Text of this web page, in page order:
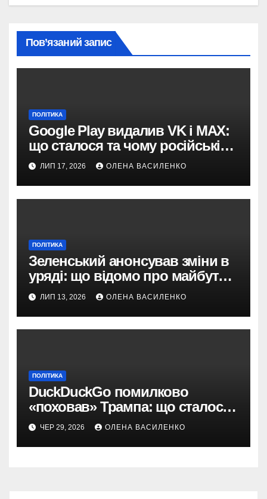
Пов’язаний запис
ПОЛІТИКА
Google Play видалив VK і MAX:
що сталося та чому російські
застосунки зникають із
магазинів
ЛИП 17, 2026 ОЛЕНА ВАСИЛЕНКО
ПОЛІТИКА
Зеленський анонсував зміни в
уряді: що відомо про майбутню
роль Юлії Свириденко
ЛИП 13, 2026 ОЛЕНА ВАСИЛЕНКО
ПОЛІТИКА
DuckDuckGo помилково
«поховав» Трампа: що сталося
з AI-пошуком
ЧЕР 29, 2026 ОЛЕНА ВАСИЛЕНКО